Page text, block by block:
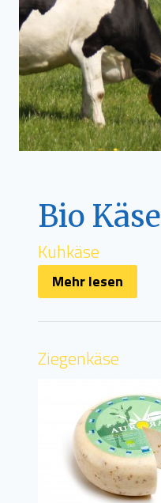
Bio Käse
Kuhkäse
Mehr lesen
Ziegenkäse